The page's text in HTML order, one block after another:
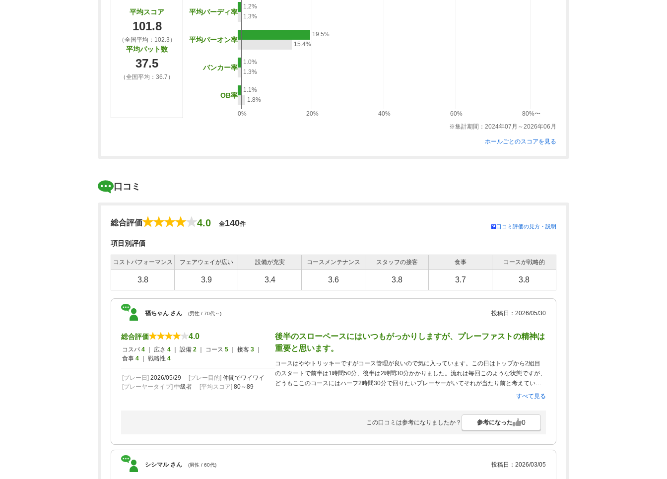
平均スコア
101.8
（全国平均：102.3）
平均パット数
37.5
（全国平均：36.7）
平均バーディ率
1.2%
1.3%
平均パーオン率
19.5%
15.4%
バンカー率
1.0%
1.3%
OB率
1.1%
1.8%
0%
20% 40% 60%
80%〜
※集計期間：2024年07月～2026年06月
ホールごとのスコアを見る
口コミ
総合評価 4.0 全140件 口コミ評価の見方・説明
項目別評価
コストパフォーマンス フェアウェイが広い 設備が充実 コースメンテナンス スタッフの接客 食事 コースが戦略的
3.8 3.9 3.4 3.6 3.8 3.7 3.8
福ちゃん さん (男性 / 70代～) 投稿日：2026/05/30
総合評価 4.0
コスパ 4 ｜ 広さ 4 ｜ 設備 2 ｜ コース 5 ｜ 接客 3
食事 4 ｜ 戦略性 4
[プレー日] 2026/05/29 [プレー目的] 仲間でワイワイ
[プレーヤータイプ] 中級者 [平均スコア] 80～89
後半のスローペースにはいつもがっかりしますが、プレーファストの精神は
重要と思います。
コースはややトリッキーですがコース管理が良いので気に入っています。この日はトップから2組目
のスタートで前半は1時間50分、後半は2時間30分かかりました。流れは毎回このような状態ですが、
どうもここのコースにはハーフ2時間30分で回りたいプレーヤーがいてそれが当たり前と考えている
ようです。4人だから仕方ないでは済まさず、ハーフ2時間15分を超える場合はマーシャルをすべきと
すべて見る
この口コミは参考になりましたか？ 参考になった 0
シシマル さん (男性 / 60代) 投稿日：2026/03/05